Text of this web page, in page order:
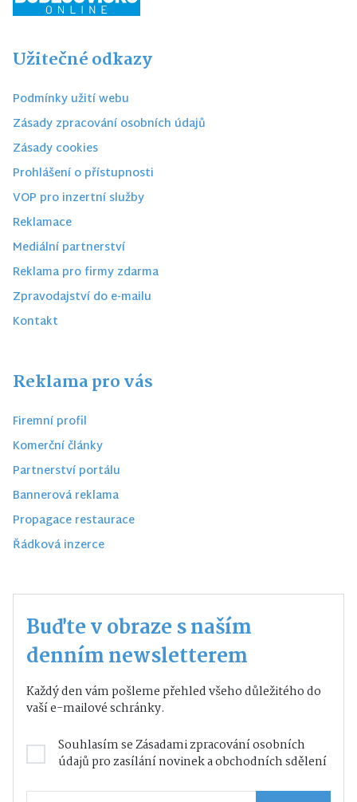
Užitečné odkazy
Podmínky užití webu
Zásady zpracování osobních údajů
Zásady cookies
Prohlášení o přístupnosti
VOP pro inzertní služby
Reklamace
Mediální partnerství
Reklama pro firmy zdarma
Zpravodajství do e-mailu
Kontakt
Reklama pro vás
Firemní profil
Komerční články
Partnerství portálu
Bannerová reklama
Propagace restaurace
Řádková inzerce
Buďte v obraze s naším
denním newsletterem
Každý den vám pošleme přehled všeho důležitého do
vaší e-mailové schránky.
Souhlasím seZásadami zpracování osobních
údajůpro zasílání novinek a obchodních sdělení